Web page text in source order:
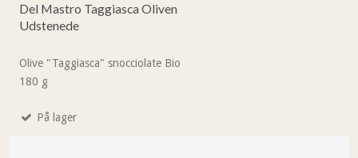
Del Mastro Taggiasca Oliven
Udstenede
Olive "Taggiasca" snocciolate Bio
180 g
På lager